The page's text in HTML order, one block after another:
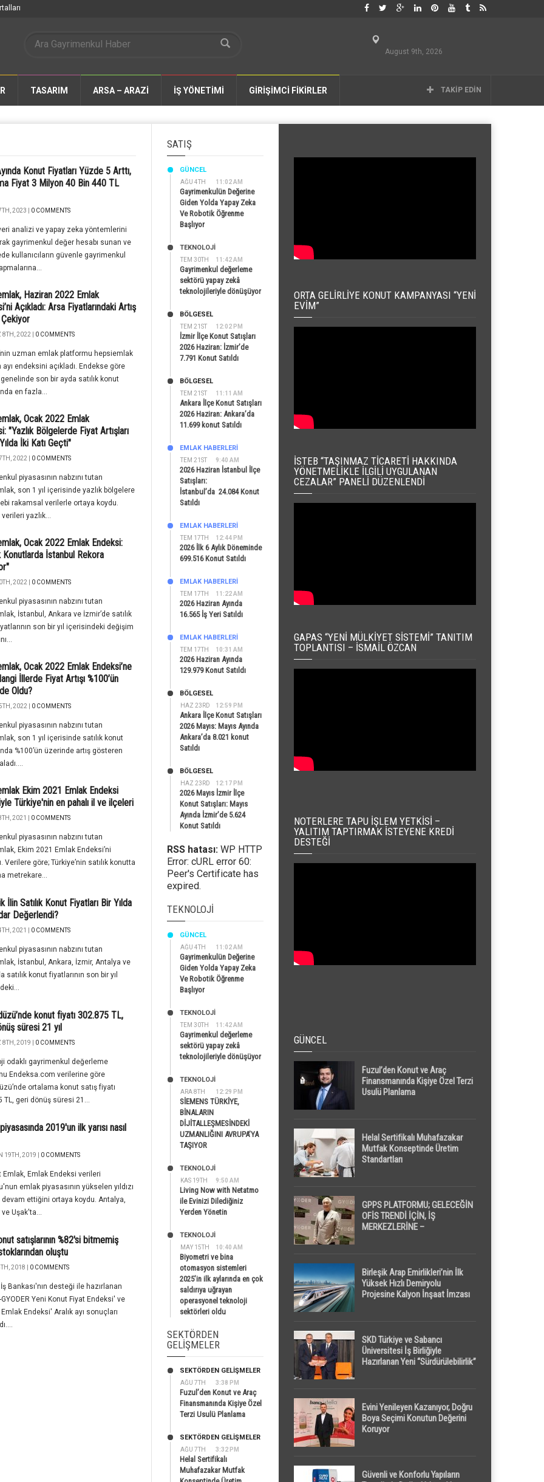
August 9th, 2026
TASARIM ARSA – ARAZİ İŞ YÖNETİMİ GİRİŞİMCİ FİKİRLER TAKIP EDIN
Konut Fiyatları Yüzde 5 Arttı,
Fiyat 3 Milyon 40 Bin 440 TL
2023 | 0 COMMENTS
analizi ve yapay zeka yöntemlerini
gayrimenkul değer hesabı sunan ve
kullanıcıların güvenle gayrimenkul
Haziran 2022 Emlak
Açıkladı: Arsa Fiyatlarındaki Artış
8TH, 2022 | 0 COMMENTS
uzman emlak platformu hepsiemlak
ayı endeksini açıkladı. Endekse göre
son bir ayda satılık konut
en fazla...
Ocak 2022 Emlak
"Yazlık Bölgelerde Fiyat Artışları
İki Katı Geçti"
2022 | 0 COMMENTS
piyasasının nabzını tutan
son 1 yıl içerisinde yazlık bölgelere
rakamsal verilerle ortaya koydu.
verileri yazlık...
Ocak 2022 Emlak Endeksi:
Konutlarda İstanbul Rekora
2022 | 0 COMMENTS
piyasasının nabzını tutan
İstanbul, Ankara ve İzmir’de satılık
son bir yıl içerisindeki değişim
Ocak 2022 Emlak Endeksi’ne
İllerde Fiyat Artışı %100’ün
Oldu?
2022 | 0 COMMENTS
piyasasının nabzını tutan
son 1 yıl içerisinde satılık konut
%100’ün üzerinde artış gösteren
Ekim 2021 Emlak Endeksi
Türkiye'nin en pahalı il ve ilçeleri
2021 | 0 COMMENTS
piyasasının nabzını tutan
Ekim 2021 Emlak Endeksi’ni
Verilere göre; Türkiye’nin satılık konutta
metrekare...
İlin Satılık Konut Fiyatları Bir Yılda
Değerlendi?
2021 | 0 COMMENTS
piyasasının nabzını tutan
İstanbul, Ankara, İzmir, Antalya ve
satılık konut fiyatlarının son bir yıl
konut fiyatı 302.875 TL,
süresi 21 yıl
8TH, 2019 | 0 COMMENTS
odaklı gayrimenkul değerleme
Endeksa.com verilerine göre
ortalama konut satış fiyatı
TL, geri dönüş süresi 21...
2019'un ilk yarısı nasıl
19TH, 2019 | 0 COMMENTS
Emlak, Emlak Endeksi verileri
emlak piyasasının yükselen yıldızı
devam ettiğini ortaya koydu. Antalya,
ve Uşak'ta...
satışlarının %82'si bitmemiş
oluştu
2018 | 0 COMMENTS
Bankası'nın desteği ile hazırlanan
GYODER Yeni Konut Fiyat Endeksi' ve
Emlak Endeksi' Aralık ayı sonuçları
SATIŞ
AĞU 4TH 11:02 AM
GÜNCEL
Gayrimenkulün Değerine
Giden Yolda Yapay Zeka
Ve Robotik Öğrenme
Başlıyor
TEM 30TH 11:42 AM
TEKNOLOJİ
Gayrimenkul değerleme
sektörü yapay zekâ
teknolojileriyle dönüşüyor
TEM 21ST 12:02 PM
BÖLGESEL
İzmir İlçe Konut Satışları
2026 Haziran: İzmir’de
7.791 Konut Satıldı
TEM 21ST 11:11 AM
BÖLGESEL
Ankara İlçe Konut Satışları
2026 Haziran: Ankara’da
11.699 konut Satıldı
TEM 21ST 9:40 AM
EMLAK HABERLERI
2026 Haziran İstanbul İlçe
Satışları:
İstanbul’da 24.084 Konut
Satıldı
TEM 17TH 12:44 PM
EMLAK HABERLERI
2026 İlk 6 Aylık Döneminde
699.516 Konut Satıldı
TEM 17TH 11:22 AM
EMLAK HABERLERI
2026 Haziran Ayında
16.565 İş Yeri Satıldı
TEM 17TH 10:31 AM
EMLAK HABERLERI
2026 Haziran Ayında
129.979 Konut Satıldı
HAZ 23RD 12:59 PM
BÖLGESEL
Ankara İlçe Konut Satışları
2026 Mayıs: Mayıs Ayında
Ankara’da 8.021 konut
Satıldı
HAZ 23RD 12:17 PM
BÖLGESEL
2026 Mayıs İzmir İlçe
Konut Satışları: Mayıs
Ayında İzmir’de 5.624
Konut Satıldı
RSS hatası: WP HTTP
Error: cURL error 60:
Peer's Certificate has
expired.
TEKNOLOJI
AĞU 4TH 11:02 AM
GÜNCEL
Gayrimenkulün Değerine
Giden Yolda Yapay Zeka
Ve Robotik Öğrenme
Başlıyor
TEM 30TH 11:42 AM
TEKNOLOJİ
Gayrimenkul değerleme
sektörü yapay zekâ
teknolojileriyle dönüşüyor
ARA 8TH 12:29 PM
TEKNOLOJİ
SİEMENS TÜRKİYE,
BİNALARIN
DİJİTALLEŞMESİNDEKİ
UZMANLIĞINI AVRUPA’YA
TAŞIYOR
KAS 19TH 9:50 AM
TEKNOLOJİ
Living Now with Netatmo
ile Evinizi Dilediğiniz
Yerden Yönetin
MAY 15TH 10:40 AM
TEKNOLOJİ
Biyometri ve bina
otomasyon sistemleri
2025’in ilk aylarında en çok
saldırıya uğrayan
operasyonel teknoloji
sektörleri oldu
SEKTÖRDEN
GELIŞMELER
AĞU 7TH 3:38 PM
SEKTÖRDEN GELIŞMELER
Fuzul’den Konut ve Araç
Finansmanında Kişiye Özel
Terzi Usulü Planlama
AĞU 7TH 3:32 PM
SEKTÖRDEN GELIŞMELER
Helal Sertifikalı
Muhafazakar Mutfak
ORTA GELIRLIYE KONUT KAMPANYASI “YENI
EVIM”
İSTEB “TAŞINMAZ TICARETI HAKKINDA
YÖNETMELIKLE İLGILI UYGULANAN
CEZALAR” PANELI DÜZENLENDI
GAPAS “YENI MÜLKIYET SISTEMI” TANITIM
TOPLANTISI – İSMAIL ÖZCAN
NOTERLERE TAPU İŞLEM YETKISI –
YALITIM TAPTIRMAK İSTEYENE KREDI
DESTEĞI
GÜNCEL
Fuzul’den Konut ve Araç
Finansmanında Kişiye Özel Terzi
Usulü Planlama
Helal Sertifikalı Muhafazakar
Mutfak Konseptinde Üretim
Standartları
GPPS PLATFORMU; GELECEĞİN
OFİS TRENDİ İÇİN, İŞ
MERKEZLERİNE –
Birleşik Arap Emirlikleri’nin İlk
Yüksek Hızlı Demiryolu
Projesine Kalyon İnşaat İmzası
SKD Türkiye ve Sabancı
Üniversitesi İş Birliğiyle
Hazırlanan Yeni “Sürdürülebilirlik”
Evini Yenileyen Kazanıyor, Doğru
Boya Seçimi Konutun Değerini
Koruyor
Güvenli ve Konforlu Yapıların